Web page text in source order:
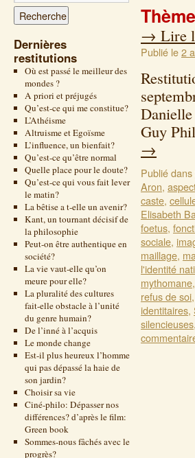
Dernières
restitutions
Où est passé le meilleur des
mondes ?
A priori et préjugés
Qu’est-ce qui me constitue?
L’Athéisme
Altruisme et Egoïsme
L’influence, un bienfait?
Qu’est-ce qu’être normal
Quelle place pour le doute?
Qu’est-ce qui vous fait lever
le matin?
La bêtise a t-elle un avenir?
Kant, un tournant décisif de
la philosophie
Peut-on être authentique en
société?
La vie vaut-elle qu’on
meure pour elle?
La pluralité des cultures
fait-elle obstacle à l’unité
du genre humain?
De l’inné à l’acquis
Le monde change
Est-il plus heureux l’homme
qui pas dépassé la haie de
son jardin?
Choisir sa vie
Ciné-philo: Dépasser nos
différences? d’après le film:
Green book
Sommes-nous fâchés avec le
progrès?
→ Lire
Publié le2
Guy
→
Publié dans
Aron,
caste,
Elisabeth
foetus,
sociale,
maillage,
l'identité
mythomane,
refus de soi,
identitaires,
silencieuses,